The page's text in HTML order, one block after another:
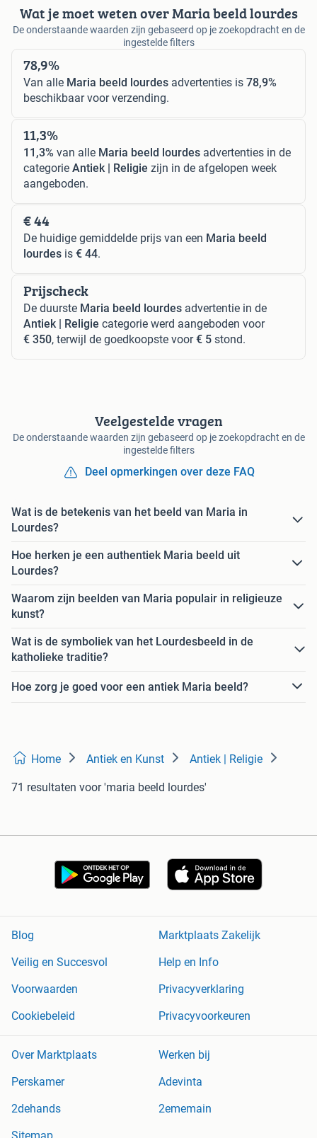
Wat je moet weten over Maria beeld lourdes
De onderstaande waarden zijn gebaseerd op je zoekopdracht en de
ingestelde filters
78,9%
Van alle Maria beeld lourdes advertenties is 78,9%
beschikbaar voor verzending.
11,3%
11,3% van alle Maria beeld lourdes advertenties in de
categorie Antiek | Religie zijn in de afgelopen week
aangeboden.
€ 44
De huidige gemiddelde prijs van een Maria beeld
lourdes is € 44.
Prijscheck
De duurste Maria beeld lourdes advertentie in de
Antiek | Religie categorie werd aangeboden voor
€ 350, terwijl de goedkoopste voor€ 5 stond.
Veelgestelde vragen
De onderstaande waarden zijn gebaseerd op je zoekopdracht en de
ingestelde filters
Deel opmerkingen over deze FAQ
Wat is de betekenis van het beeld van Maria in
Lourdes?
Hoe herken je een authentiek Maria beeld uit
Lourdes?
Waarom zijn beelden van Maria populair in religieuze
kunst?
Wat is de symboliek van het Lourdesbeeld in de
katholieke traditie?
Hoe zorg je goed voor een antiek Maria beeld?
Home Antiek en Kunst Antiek | Religie
71 resultaten voor 'maria beeld lourdes'
Blog
Marktplaats Zakelijk
Veilig en Succesvol
Help en Info
Voorwaarden
Privacyverklaring
Cookiebeleid
Privacyvoorkeuren
Over Marktplaats
Werken bij
Perskamer
Adevinta
2dehands
2ememain